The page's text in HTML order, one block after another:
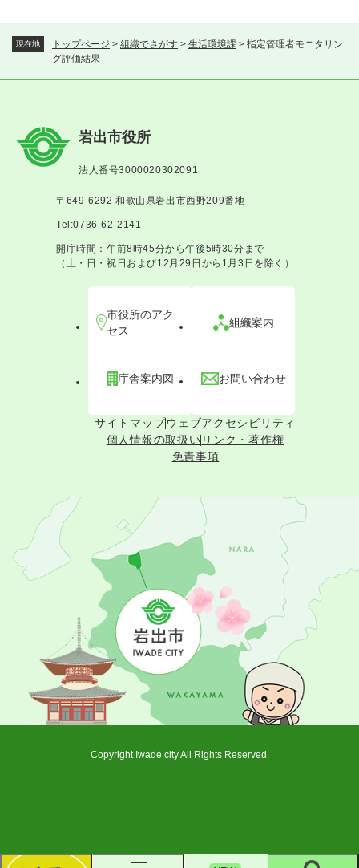
現在地 トップページ > 組織でさがす > 生活環境課 > 指定管理者モニタリン
グ評価結果
岩出市役所
法人番号3000020302091
〒649-6292 和歌山県岩出市西野209番地
Tel:0736-62-2141
開庁時間：午前8時45分から午後5時30分まで
（土・日・祝日および12月29日から1月3日を除く）
市役所のアク
セス
組織案内
庁舎案内図 お問い合わせ
サイトマップウェブアクセシビリティ
個人情報の取扱い リンク・著作権
免責事項
Copyright Iwade city All Rights Reserved.